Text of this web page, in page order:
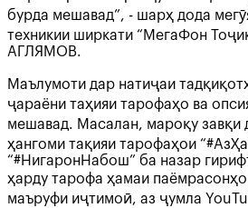
бурда мешавад”, - шарҳ дода
техникии ширкати “МегаФон
АГЛЯМОВ.
Маълумоти дар натиҷаи
ҷараёни таҳияи тарофаҳо ва
мешавад. Масалан, мароқу завқи
ҳангоми тақияи тарофаҳои
“#НигаронНабош” ба назар
ҳарду тарофа ҳамаи
маъруфи иҷтимоӣ, аз ҷумла